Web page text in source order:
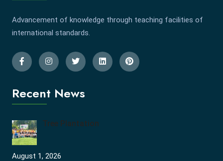
Advancement of knowledge through teaching facilities of
international standards.
Recent News
Tree Plantation
August 1, 2026